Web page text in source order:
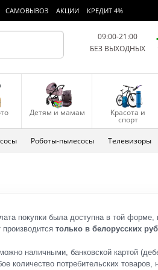
САМОВЫВОЗ АКЦИИ КРЕДИТ 4%
09:00-21:00
БЕЗ ВЫХОДНЫХ
Детям и мамам Красота и
спорт
Роботы-пылесосы Телевизоры
покупки была доступна в той
только в белорусских
наличными, банковской картой
количество потребительских